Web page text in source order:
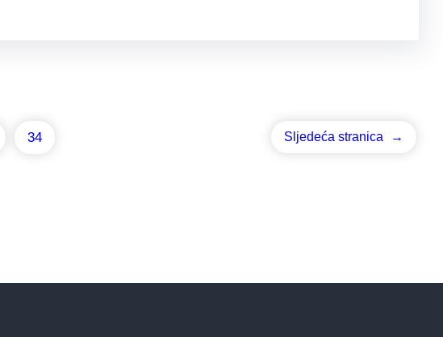
34 Sljedeća stranica →